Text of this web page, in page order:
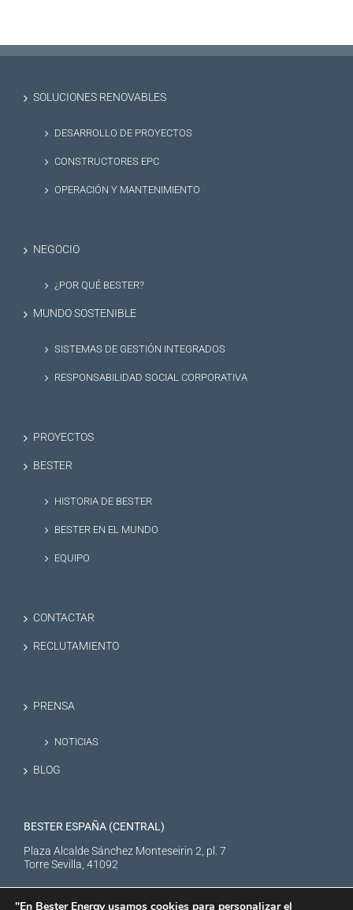
SOLUCIONES RENOVABLES
DESARROLLO DE PROYECTOS
CONSTRUCTORES EPC
OPERACIÓN Y MANTENIMIENTO
NEGOCIO
¿POR QUÉ BESTER?
MUNDO SOSTENIBLE
SISTEMAS DE GESTIÓN INTEGRADOS
RESPONSABILIDAD SOCIAL CORPORATIVA
PROYECTOS
BESTER
HISTORIA DE BESTER
BESTER EN EL MUNDO
EQUIPO
CONTACTAR
RECLUTAMIENTO
PRENSA
NOTICIAS
BLOG
BESTER ESPAÑA (CENTRAL)
Plaza Alcalde Sánchez Monteseirin 2, pl. 7
Torre Sevilla, 41092
"En Bester Energy usamos cookies para personalizar el